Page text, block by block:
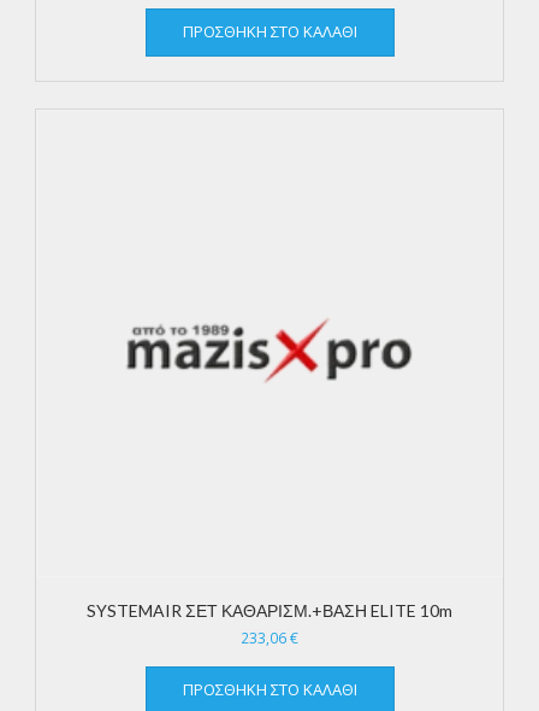
ΠΡΟΣΘΉΚΗ ΣΤΟ ΚΑΛΆΘΙ
SYSTEMAIR ΣΕΤ ΚΑΘΑΡΙΣΜ.+ΒΑΣΗ ELITE 10m
233,06€
ΠΡΟΣΘΉΚΗ ΣΤΟ ΚΑΛΆΘΙ